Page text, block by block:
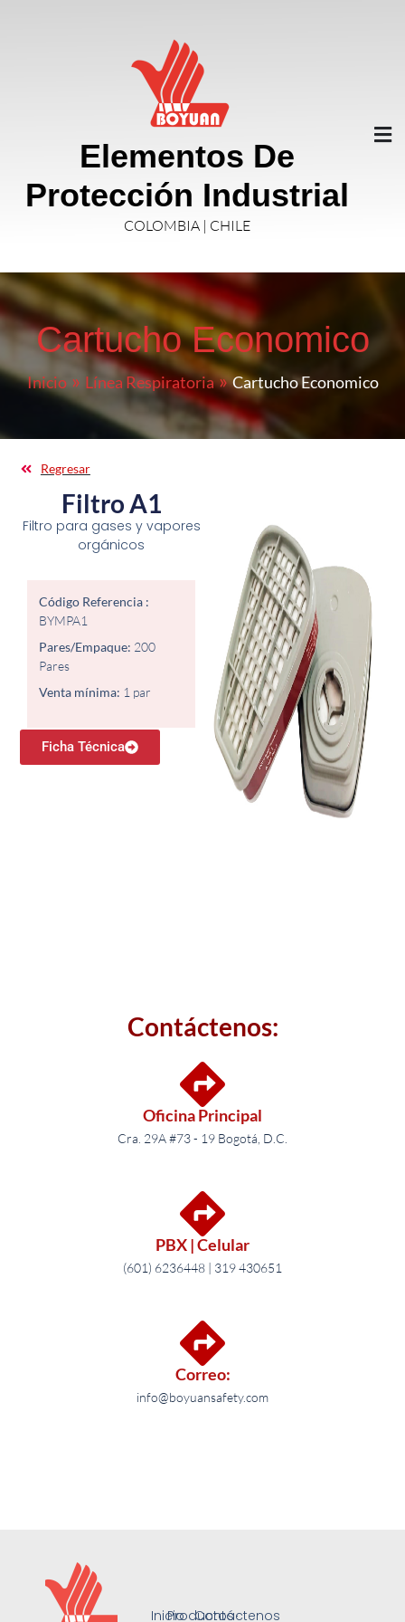
Elementos De
Protección Industrial
COLOMBIA | CHILE
Cartucho Economico
Inicio Línea Respiratoria Cartucho Economico
Filtro A1
Filtro para gases y vapores
orgánicos
Código Referencia :
BYMPA1
Pares/Empaque: 200
Pares
Venta mínima: 1 par
Ficha Técnica
Regresar
Contáctenos:
Oficina Principal
Cra. 29A #73 - 19 Bogotá, D.C.
PBX | Celular
(601) 6236448 | 319 430651
Correo:
info@boyuansafety.com
InicioProductos
Contáctenos